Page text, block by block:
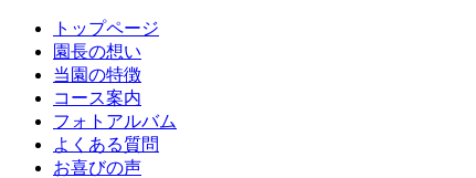
トップページ
園長の想い
当園の特徴
コース案内
フォトアルバム
よくある質問
お喜びの声